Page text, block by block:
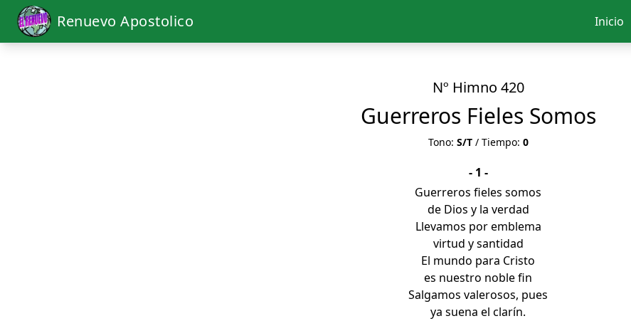
Renuevo Apostolico Inicio
Nº Himno 420
Guerreros Fieles Somos
Tono: S/T/ Tiempo: 0
- 1 -
Guerreros fieles somos
de Dios y la verdad
Llevamos por emblema
virtud y santidad
El mundo para Cristo
es nuestro noble fin
Salgamos valerosos, pues
ya suena el clarín.